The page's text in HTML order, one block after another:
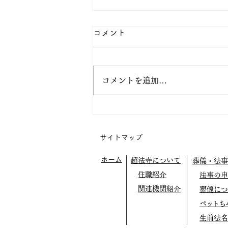
う
コメント
コメントを追加…
サイトマップ
ホーム
超法寺について
住職紹介
関連機関紹介
葬儀・法
法事の
葬儀に
ペットち
生前法